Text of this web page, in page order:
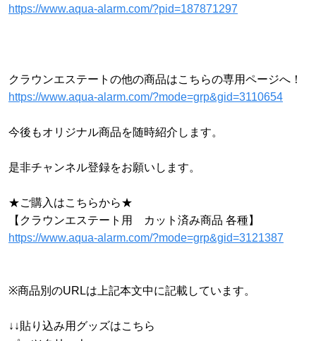
https://www.aqua-alarm.com/?pid=187871297
クラウンエステートの他の商品はこちらの専用ページへ！
https://www.aqua-alarm.com/?mode=grp&gid=3110654
今後もオリジナル商品を随時紹介します。
是非チャンネル登録をお願いします。
★ご購入はこちらから★
【クラウンエステート用 カット済み商品 各種】
https://www.aqua-alarm.com/?mode=grp&gid=3121387
※商品別のURLは上記本文中に記載しています。
↓↓貼り込み用グッズはこちら